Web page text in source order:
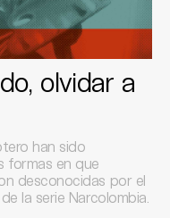
olvidar a
han sido
formas en que
desconocidas por el
la serie Narcolombia.